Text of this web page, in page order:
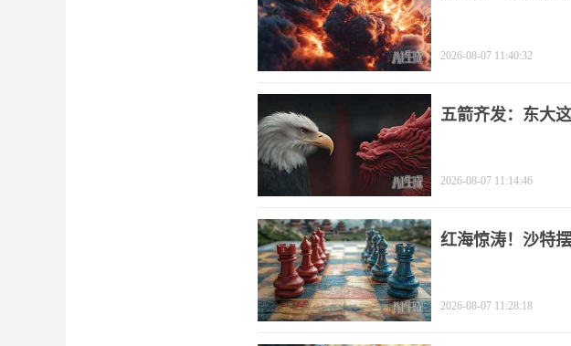
2026-08-07 11:40:32
五箭齐发：东大
2026-08-07 11:14:46
红海惊涛！沙特
2026-08-07 11:28:18